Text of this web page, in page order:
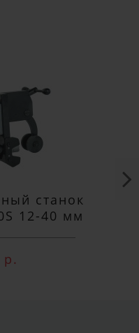
станок
12-40 мм
р.